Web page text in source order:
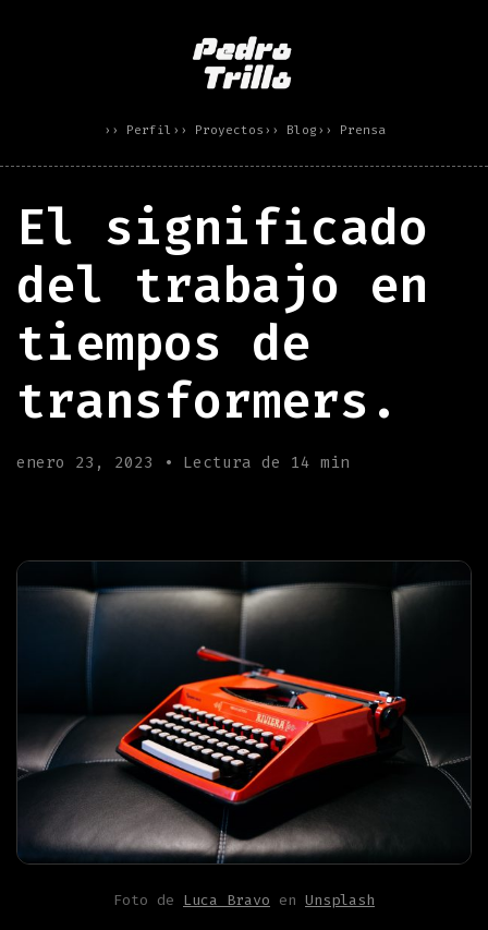
›› Perfil ›› Proyectos ›› Blog ›› Prensa
El significado
del trabajo en
tiempos de
transformers.
enero 23, 2023 • Lectura de 14 min
Foto de Luca Bravo en Unsplash